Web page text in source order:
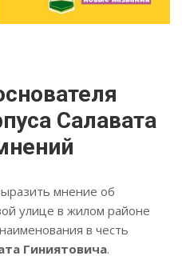
Салавата
мнение об
улице в жилом районе
в честь
Гиниятовича.